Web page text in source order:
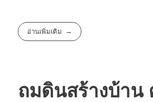
อ่านเพิ่มเติม
ถมดินสร้างบ้าน